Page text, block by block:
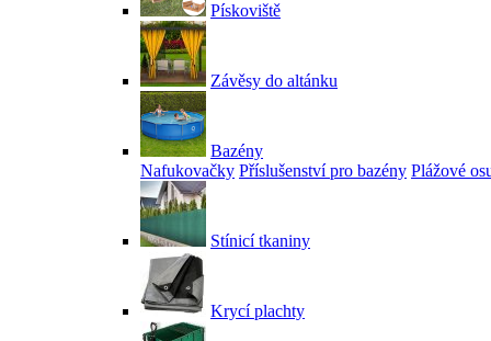
Pískoviště
Závěsy do altánku
Bazény
Nafukovačky Příslušenství pro bazény Plážové
Stínicí tkaniny
Krycí plachty